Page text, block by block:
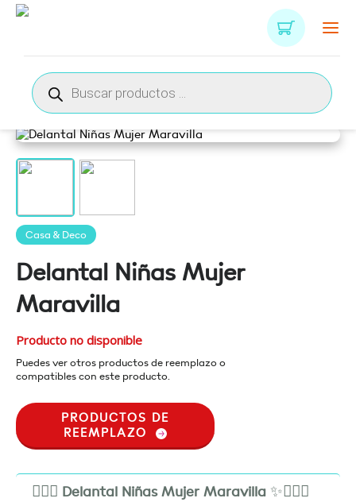
Búsqueda
de
productos
Casa & Deco
Delantal Niñas Mujer
Maravilla
Producto no disponible
Puedes ver otros productos de reemplazo o
compatibles con este producto.
PRODUCTOS DE
REEMPLAZO
🦸🏻‍♀️ Delantal Niñas Mujer Maravilla ✨🦸🏻‍♀️